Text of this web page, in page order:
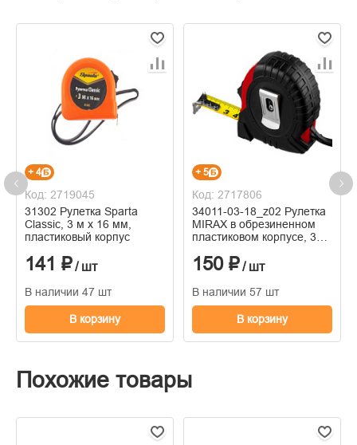
+ 4
Код: 2719045
31302 Рулетка Sparta
Classic, 3 м х 16 мм,
пластиковый корпус
141 ₽/ шт
В наличии 47 шт
В корзину
+ 5
Код: 2717806
34011-03-18_z02 Рулетка
MIRAX в обрезиненном
пластиковом корпусе, 3м
150 ₽/ шт
В наличии 57 шт
В корзину
Похожие товары